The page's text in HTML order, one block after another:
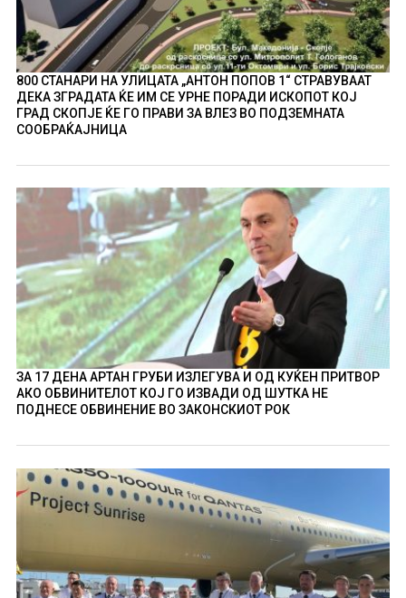
800 СТАНАРИ НА УЛИЦАТА „АНТОН ПОПОВ 1“ СТРАВУВААТ
ДЕКА ЗГРАДАТА ЌЕ ИМ СЕ УРНЕ ПОРАДИ ИСКОПОТ КОЈ
ГРАД СКОПЈЕ ЌЕ ГО ПРАВИ ЗА ВЛЕЗ ВО ПОДЗЕМНАТА
СООБРАЌАЈНИЦА
ЗА 17 ДЕНА АРТАН ГРУБИ ИЗЛЕГУВА И ОД КУЌЕН ПРИТВОР
АКО ОБВИНИТЕЛОТ КОЈ ГО ИЗВАДИ ОД ШУТКА НЕ
ПОДНЕСЕ ОБВИНЕНИЕ ВО ЗАКОНСКИОТ РОК